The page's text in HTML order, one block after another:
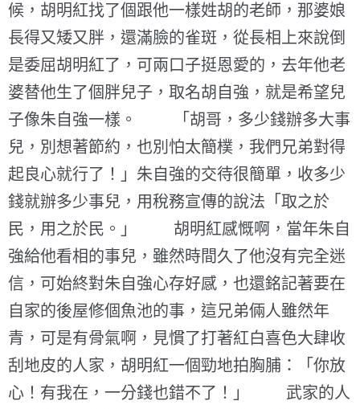
候，胡明紅找了個跟他一樣姓胡的老師，那婆娘
長得又矮又胖，還滿臉的雀斑，從長相上來說倒
是委屈胡明紅了，可兩口子挺恩愛的，去年他老
婆替他生了個胖兒子，取名胡自強，就是希望兒
子像朱自強一樣。 「胡哥，多少錢辦多大事
兒，別想著節約，也別怕太簡樸，我們兄弟對得
起良心就行了！」朱自強的交待很簡單，收多少
錢就辦多少事兒，用稅務宣傳的說法「取之於
民，用之於民。」 胡明紅感慨啊，當年朱自
強給他看相的事兒，雖然時間久了他沒有完全迷
信，可始終對朱自強心存好感，也還銘記著要在
自家的後屋修個魚池的事，這兄弟倆人雖然年
青，可是有骨氣啊，見慣了打著紅白喜色大肆收
刮地皮的人家，胡明紅一個勁地拍胸脯：「你放
心！有我在，一分錢也錯不了！」 武家的人